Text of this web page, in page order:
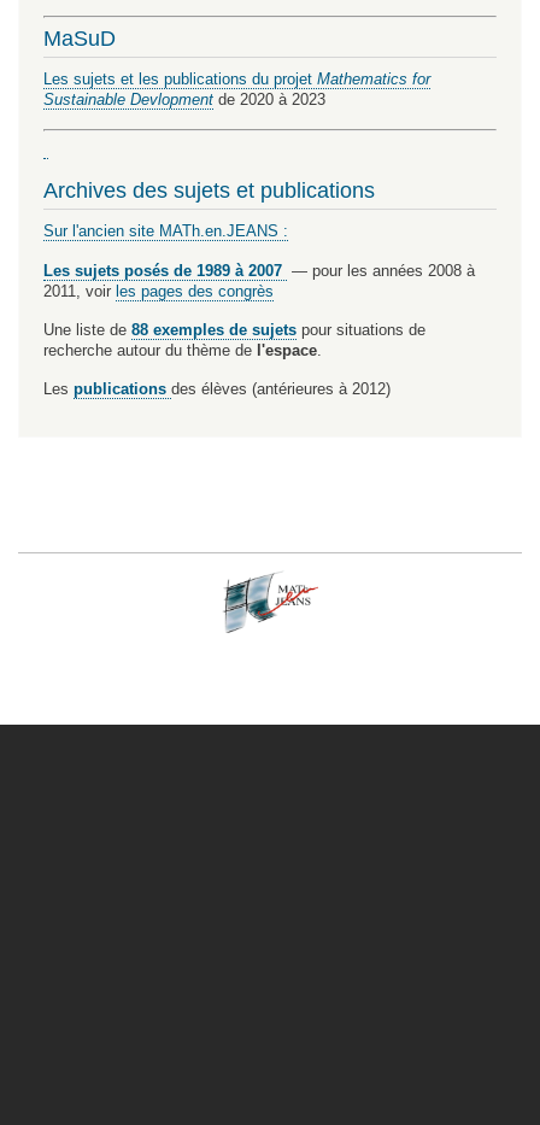
MaSuD
Les sujets et les publications du projet Mathematics for
Sustainable Devlopment de 2020 à 2023
Archives des sujets et publications
Sur l'ancien site MATh.en.JEANS :
Les sujets posés de 1989 à 2007 — pour les années 2008 à
2011, voir les pages des congrès
Une liste de 88 exemples de sujets pour situations de
recherche autour du thème de l'espace.
Les publications des élèves (antérieures à 2012)